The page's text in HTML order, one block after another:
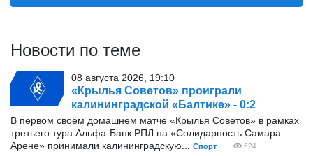
Новости по теме
08 августа 2026, 19:10
«Крылья Советов» проиграли
калининградской «Балтике» - 0:2
В первом своём домашнем матче «Крылья Советов» в рамках
третьего тура Альфа-Банк РПЛ на «Солидарность Самара
Арене» принимали калининградскую...
Спорт 624